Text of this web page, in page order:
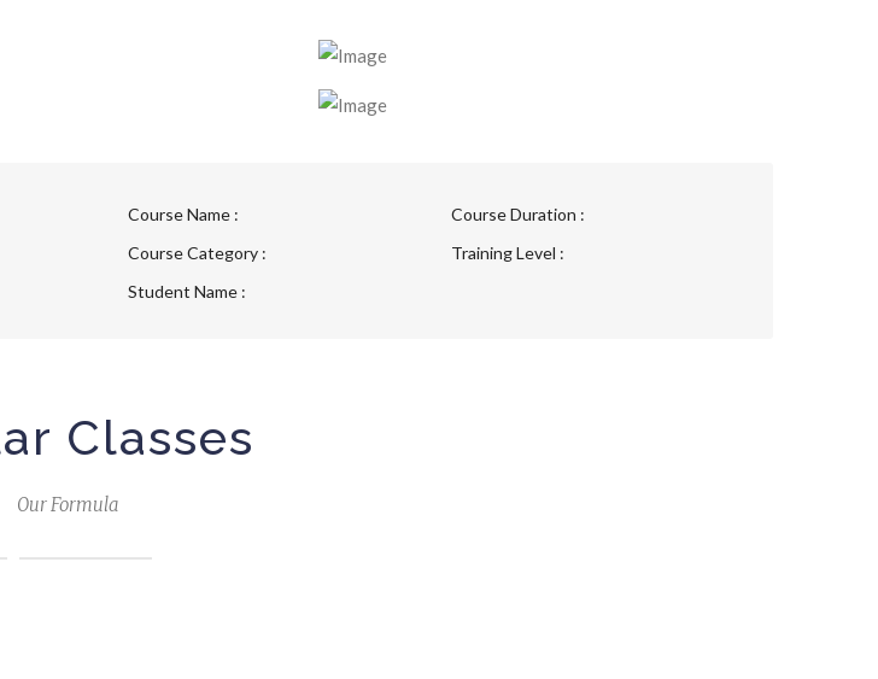
Course Name :
Course Category :
Student Name :
Course Duration :
Training Level :
Classes
Our Formula